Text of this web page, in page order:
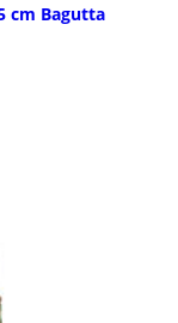
cm Bagutta